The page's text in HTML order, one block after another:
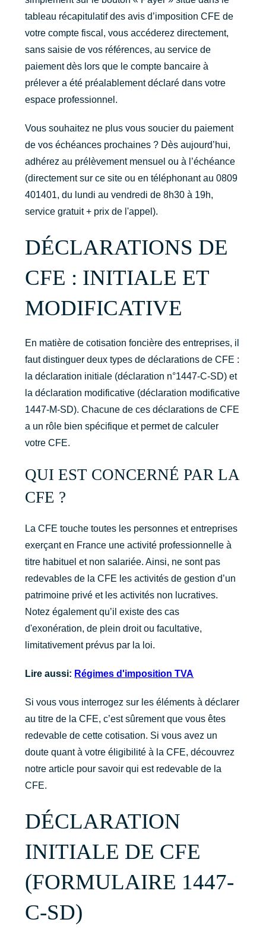
tableau récapitulatif des avis d’imposition CFE de
votre compte fiscal, vous accéderez directement,
sans saisie de vos références, au service de
paiement dès lors que le compte bancaire à
prélever a été préalablement déclaré dans votre
espace professionnel.
Vous souhaitez ne plus vous soucier du paiement
de vos échéances prochaines ? Dès aujourd’hui,
adhérez au prélèvement mensuel ou à l’échéance
(directement sur ce site ou en téléphonant au 0809
401401, du lundi au vendredi de 8h30 à 19h,
service gratuit + prix de l'appel).
DÉCLARATIONS DE
CFE : INITIALE ET
MODIFICATIVE
En matière de cotisation foncière des entreprises, il
faut distinguer deux types de déclarations de CFE :
la déclaration initiale (déclaration n°1447-C-SD) et
la déclaration modificative (déclaration modificative
1447-M-SD). Chacune de ces déclarations de CFE
a un rôle bien spécifique et permet de calculer
votre CFE.
QUI EST CONCERNÉ PAR LA
CFE ?
La CFE touche toutes les personnes et entreprises
exerçant en France une activité professionnelle à
titre habituel et non salariée. Ainsi, ne sont pas
redevables de la CFE les activités de gestion d’un
patrimoine privé et les activités non lucratives.
Notez également qu’il existe des cas
d'exonération, de plein droit ou facultative,
limitativement prévus par la loi.
Lire aussi: Régimes d'imposition TVA
Si vous vous interrogez sur les éléments à déclarer
au titre de la CFE, c’est sûrement que vous êtes
redevable de cette cotisation. Si vous avez un
doute quant à votre éligibilité à la CFE, découvrez
notre article pour savoir qui est redevable de la
CFE.
DÉCLARATION
INITIALE DE CFE
(FORMULAIRE 1447-
C-SD)